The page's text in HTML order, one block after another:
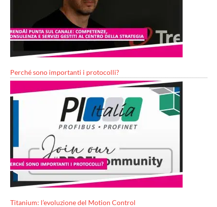
Perché sono importanti i protocolli?
Titanium: l’evoluzione del Motion Control